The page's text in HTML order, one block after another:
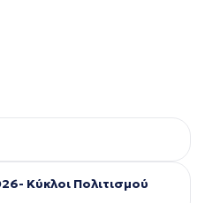
Κύκλοι Πολιτισμού